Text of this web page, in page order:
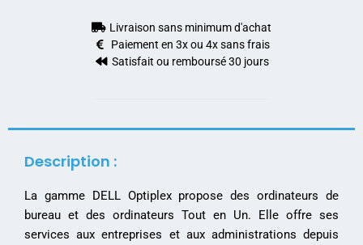
Livraison sans minimum d'achat
Paiement en 3x ou 4x sans frais
Satisfait ou remboursé 30 jours
Description :
La gamme DELL Optiplex propose des ordinateurs de
bureau et des ordinateurs Tout en Un. Elle offre ses
services aux entreprises et aux administrations depuis